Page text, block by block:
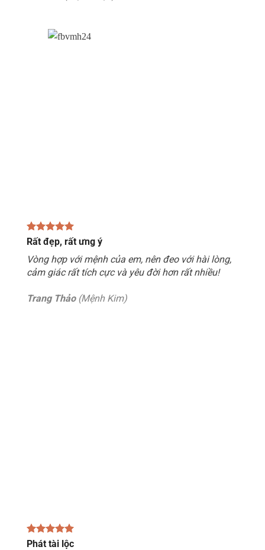
Rất đẹp, rất ưng ý
Vòng hợp với mệnh của em, nên đeo với hài lòng,
cảm giác rất tích cực và yêu đời hơn rất nhiều!
Trang Thảo(Mệnh Kim)
Phát tài lộc